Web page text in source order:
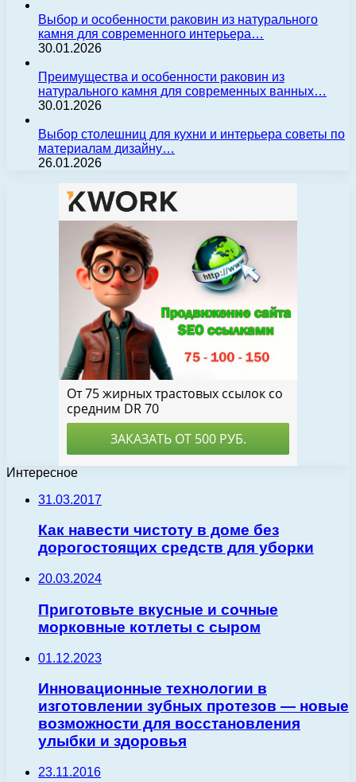
Выбор и особенности раковин из натурального
камня для современного интерьера…
30.01.2026
Преимущества и особенности раковин из
натурального камня для современных ванных…
30.01.2026
Выбор столешниц для кухни и интерьера советы по
материалам дизайну…
26.01.2026
Интересное
31.03.2017
Как навести чистоту в доме без
дорогостоящих средств для уборки
20.03.2024
Приготовьте вкусные и сочные
морковные котлеты с сыром
01.12.2023
Инновационные технологии в
изготовлении зубных протезов — новые
возможности для восстановления
улыбки и здоровья
23.11.2016